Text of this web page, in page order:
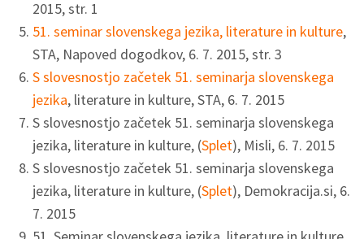
2015, str. 1
51. seminar slovenskega jezika, literature in kulture,
STA, Napoved dogodkov, 6. 7. 2015, str. 3
S slovesnostjo začetek 51. seminarja slovenskega
jezika, literature in kulture, STA, 6. 7. 2015
S slovesnostjo začetek 51. seminarja slovenskega
jezika, literature in kulture, (Splet), Misli, 6. 7. 2015
S slovesnostjo začetek 51. seminarja slovenskega
jezika, literature in kulture, (Splet), Demokracija.si, 6.
7. 2015